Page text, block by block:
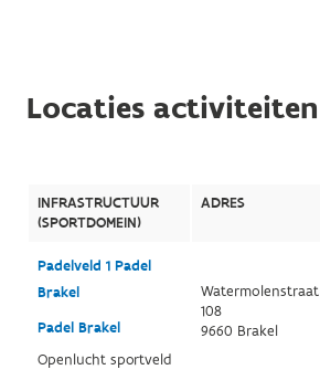
Locaties activiteiten
INFRASTRUCTUUR
(SPORTDOMEIN)
ADRES
Padelveld 1 Padel
Brakel
Padel Brakel
Openlucht sportveld
Watermolenstraat
108
9660 Brakel